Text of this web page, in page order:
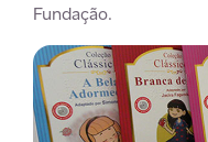
Fundação.